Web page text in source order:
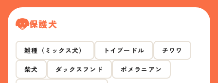
保護犬
雑種（ミックス犬） トイプードル チワワ
柴犬 ダックスフンド ポメラニアン